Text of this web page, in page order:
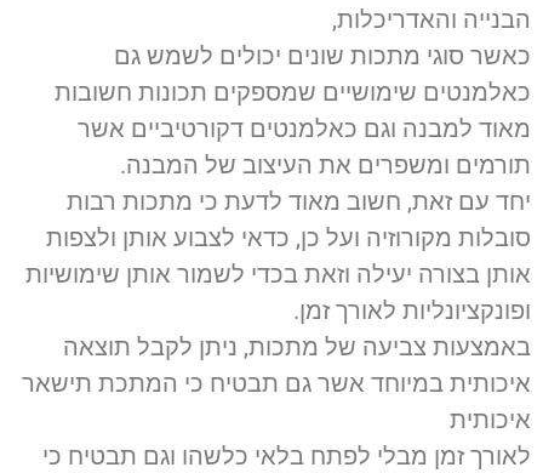
הבנייה והאדריכלות,
כאשר סוגי מתכות שונים יכולים לשמש גם
כאלמנטים שימושיים שמספקים תכונות חשובות
מאוד למבנה וגם כאלמנטים דקורטיביים אשר
תורמים ומשפרים את העיצוב של המבנה.
יחד עם זאת, חשוב מאוד לדעת כי מתכות רבות
סובלות מקורוזיה ועל כן, כדאי לצבוע אותן ולצפות
אותן בצורה יעילה וזאת בכדי לשמור אותן שימושיות
ופונקציונליות לאורך זמן.
באמצעות צביעה של מתכות, ניתן לקבל תוצאה
איכותית במיוחד אשר גם תבטיח כי המתכת תישאר
איכותית
לאורך זמן מבלי לפתח בלאי כלשהו וגם תבטיח כי